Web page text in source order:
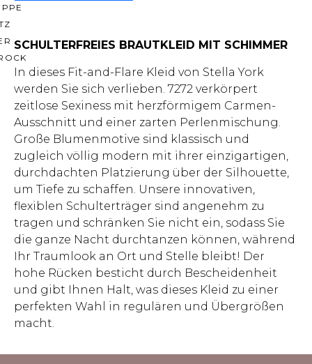
SCHULTERFREIES BRAUTKLEID MIT SCHIMMER
In dieses Fit-and-Flare Kleid von Stella York
werden Sie sich verlieben. 7272 verkörpert
zeitlose Sexiness mit herzförmigem Carmen-
Ausschnitt und einer zarten Perlenmischung.
Große Blumenmotive sind klassisch und
zugleich völlig modern mit ihrer einzigartigen,
durchdachten Platzierung über der Silhouette,
um Tiefe zu schaffen. Unsere innovativen,
flexiblen Schulterträger sind angenehm zu
tragen und schränken Sie nicht ein, sodass Sie
die ganze Nacht durchtanzen können, während
Ihr Traumlook an Ort und Stelle bleibt! Der
hohe Rücken besticht durch Bescheidenheit
und gibt Ihnen Halt, was dieses Kleid zu einer
perfekten Wahl in regulären und Übergrößen
macht.